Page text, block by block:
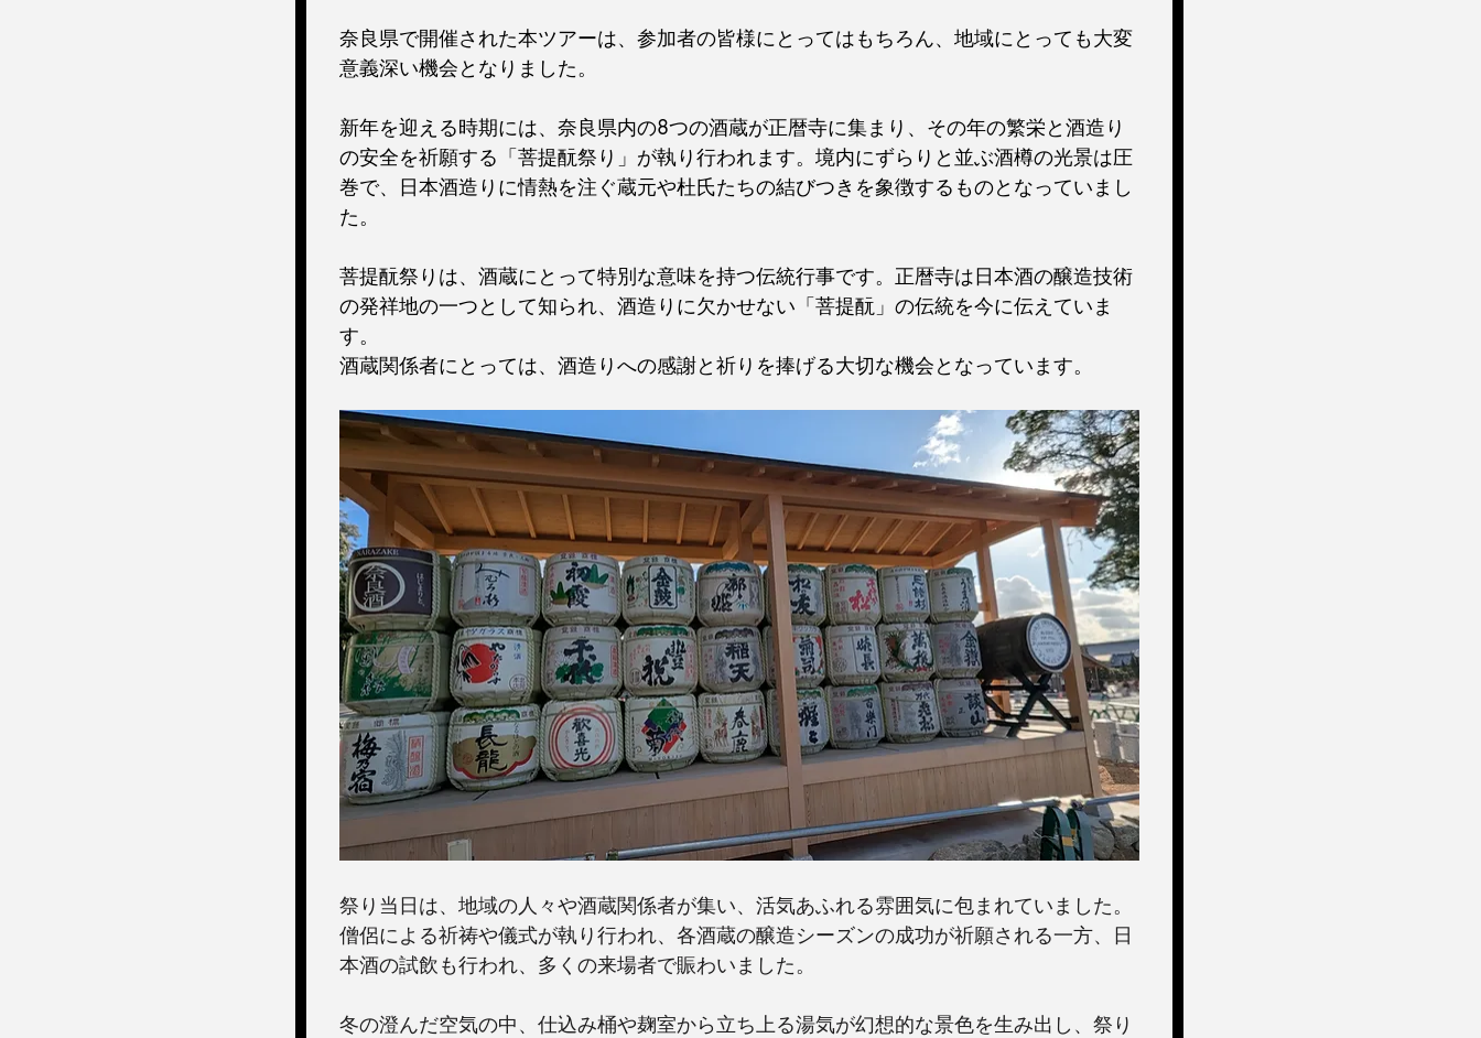
奈良県で開催された本ツアーは、参加者の皆様にとってはもちろん、地域にとっても大変
意義深い機会となりました。
新年を迎える時期には、奈良県内の8つの酒蔵が正暦寺に集まり、その年の繁栄と酒造り
の安全を祈願する「菩提酛祭り」が執り行われます。境内にずらりと並ぶ酒樽の光景は圧
巻で、日本酒造りに情熱を注ぐ蔵元や杜氏たちの結びつきを象徴するものとなっていまし
た。
菩提酛祭りは、酒蔵にとって特別な意味を持つ伝統行事です。正暦寺は日本酒の醸造技術
の発祥地の一つとして知られ、酒造りに欠かせない「菩提酛」の伝統を今に伝えていま
す。
酒蔵関係者にとっては、酒造りへの感謝と祈りを捧げる大切な機会となっています。
祭り当日は、地域の人々や酒蔵関係者が集い、活気あふれる雰囲気に包まれていました。
僧侶による祈祷や儀式が執り行われ、各酒蔵の醸造シーズンの成功が祈願される一方、日
本酒の試飲も行われ、多くの来場者で賑わいました。
冬の澄んだ空気の中、仕込み桶や麹室から立ち上る湯気が幻想的な景色を生み出し、祭り